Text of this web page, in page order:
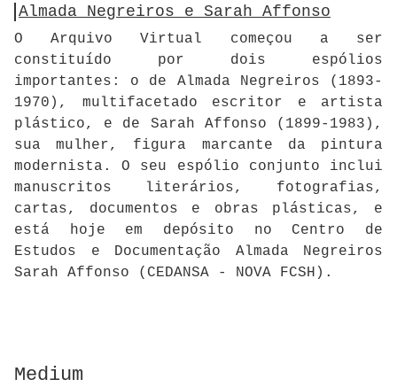
Almada Negreiros e Sarah Affonso
O Arquivo Virtual começou a ser
constituído por dois espólios
importantes: o de Almada Negreiros (1893-
1970), multifacetado escritor e artista
plástico, e de Sarah Affonso (1899-1983),
sua mulher, figura marcante da pintura
modernista. O seu espólio conjunto inclui
manuscritos literários, fotografias,
cartas, documentos e obras plásticas, e
está hoje em depósito no Centro de
Estudos e Documentação Almada Negreiros
Sarah Affonso (CEDANSA - NOVA FCSH).
Medium